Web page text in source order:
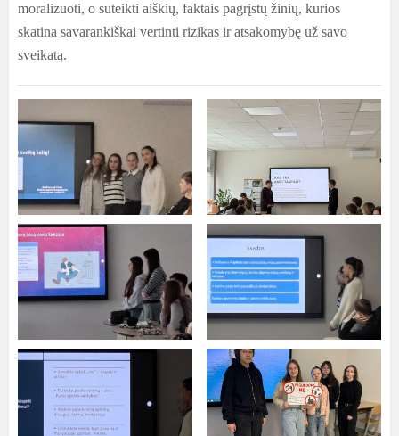
moralizuoti, o suteikti aiškių, faktais pagrįstų žinių, kurios
skatina savarankiškai vertinti rizikas ir atsakomybę už savo
sveikatą.